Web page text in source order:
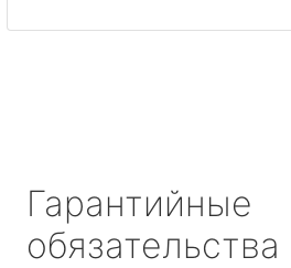
Гарантийные
обязательства